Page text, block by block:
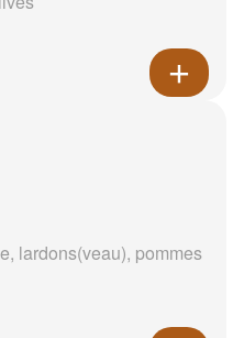
lardons(veau), pommes